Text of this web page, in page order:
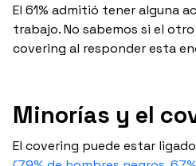
El 61% admitió tener alguna
trabajo. No sabemos si el
covering al responder esta
Minorías y el
El covering puede estar